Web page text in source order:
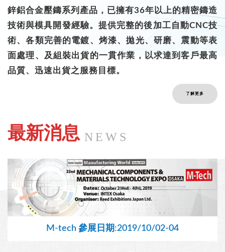
鋅鋁合金壓鑄系列產品，已擁有36年以上的精密鑄造
技術與模具開發經驗。提供完整的後加工自動CNC技
術、各類完善的電鍍、烤漆、拋光、研磨、震動等表
面處理、及組裝出貨的一貫作業，以求達到客戶最高
品質、迅速出貨之服務目標。
了解更多
最新消息 NEWS
M-tech 參展日期:2019/10/02-04